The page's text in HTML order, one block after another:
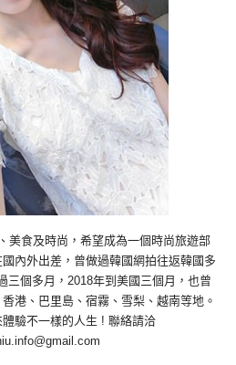
美食及時尚，希望成為一個時尚旅遊部
內外出差，曾做過韓國網拍往返韓國多
三個多月，2018年到美國三個月，也曾
港、巴里島、宿霧、雪梨、越南等地。
驗不一樣的人生 ! 聯絡請洽